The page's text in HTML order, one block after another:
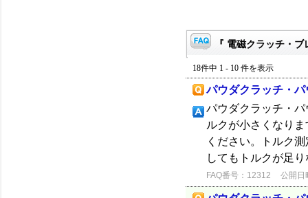
『 電磁クラッチ・
18件中 1 - 10 件を表示
パウダクラッチ・
パウダクラッチ・
ルクが小さくなり
ください。トルク
してもトルクが足
FAQ番号：12312 公開日